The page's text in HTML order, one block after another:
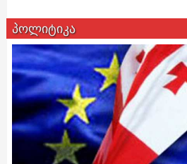
პოლიტიკა